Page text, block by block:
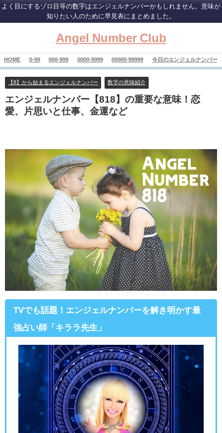
よく目にするゾロ目等の数字はエンジェルナンバーかもしれません。意味が
知りたい人のために早見表にまとめました。
Angel Number Club
HOME 0-99 000-999 0000-9999 00000-99999 今日のエンジェルナンバー
【8】から始まるエンジェルナンバー 数字の意味紹介
エンジェルナンバー【818】の重要な意味！恋
愛、片思いと仕事、金運など
TVでも話題！エンジェルナンバーを解き明かす最
強占い師「キララ先生」